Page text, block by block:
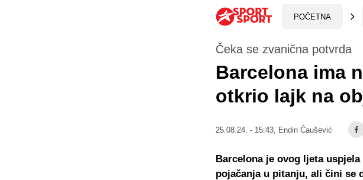
POČETNA
Čeka se zvanična potvrda
Barcelona ima
otkrio lajk na
25.08.24. - 15:43, Endin Čaušević
Barcelona je ovog ljeta
pojačanja u pitanju, ali čini se